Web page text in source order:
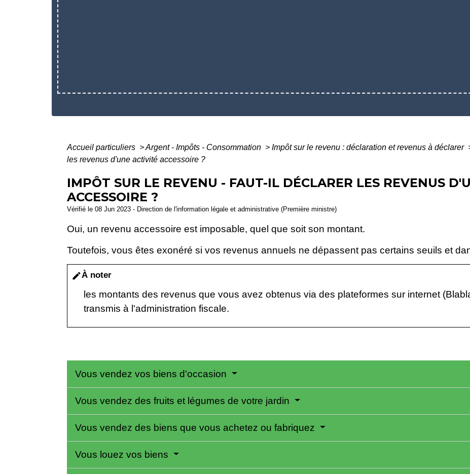
Accueil particuliers >Argent - Impôts - Consommation > Impôt sur le revenu : déclaration et revenus à déclarer
les revenus d'une activité accessoire ?
IMPÔT SUR LE REVENU - FAUT-IL DÉCLARER LES REVENUS
ACCESSOIRE ?
Vérifié le 08 Jun 2023 - Direction de l'information légale et administrative (Première ministre)
Oui, un revenu accessoire est imposable, quel que soit son montant.
Toutefois, vous êtes exonéré si vos revenus annuels ne dépassent pas certains seuils et
editÀ noter
les montants des revenus que vous avez obtenus via des plateformes sur internet
transmis à l'administration fiscale.
Vous vendez vos biens d'occasion
Vous vendez des fruits et légumes de votre jardin
Vous vendez des biens que vous achetez ou fabriquez
Vous louez vos biens